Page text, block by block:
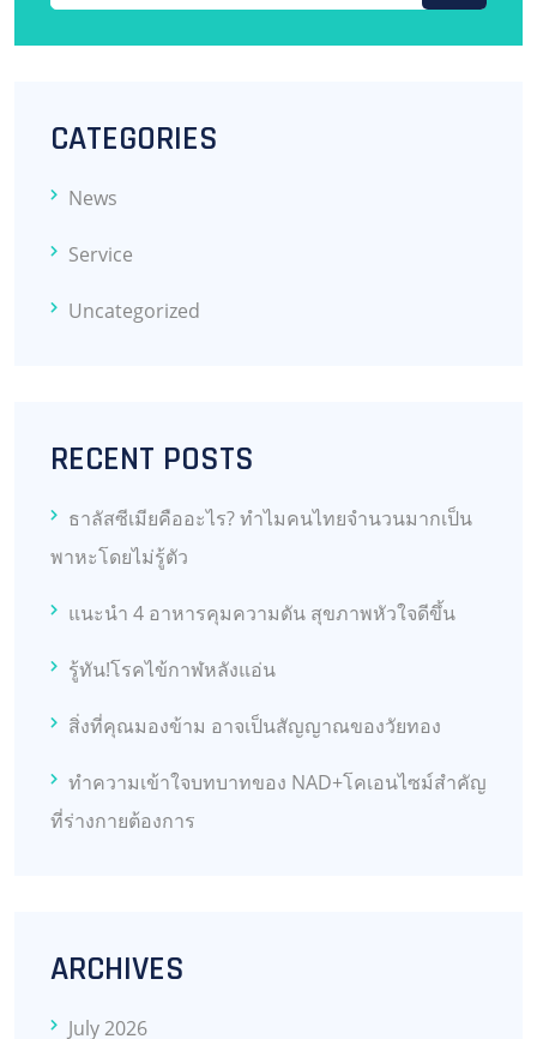
CATEGORIES
News
Service
Uncategorized
RECENT POSTS
ธาลัสซีเมียคืออะไร? ทำไมคนไทยจำนวนมากเป็น
พาหะโดยไม่รู้ตัว
แนะนำ 4 อาหารคุมความดัน สุขภาพหัวใจดีขึ้น
รู้ทัน!โรคไข้กาฬหลังแอ่น
สิ่งที่คุณมองข้าม อาจเป็นสัญญาณของวัยทอง
ทำความเข้าใจบทบาทของ NAD+โคเอนไซม์สำคัญ
ที่ร่างกายต้องการ
ARCHIVES
July 2026